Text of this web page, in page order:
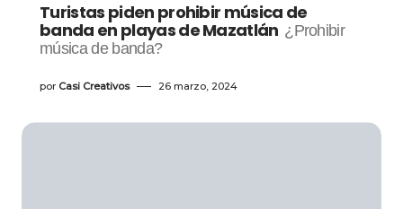
Turistas piden prohibir música de
banda en playas de Mazatlán ¿Prohibir
música de banda?
por Casi Creativos 26 marzo, 2024